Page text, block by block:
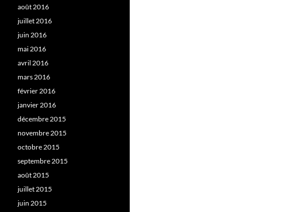
août 2016
juillet 2016
juin 2016
mai 2016
avril 2016
mars 2016
février 2016
janvier 2016
décembre 2015
novembre 2015
octobre 2015
septembre 2015
août 2015
juillet 2015
juin 2015